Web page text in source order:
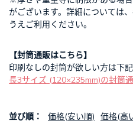
がございます。詳細については
うえご利用ください。
【封筒通販はこちら】
印刷なしの封筒が欲しい方は下
長3サイズ (120×235mm)の封筒
並び順： 価格(安い順)
価格(高